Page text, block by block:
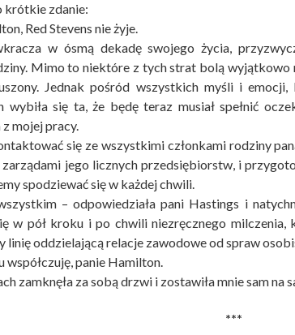
krótkie zdanie:
Red Stevens nie żyje.
w ósmą dekadę swojego życia,
Mimo to niektóre z tych strat bolą wyjątkowo
Jednak pośród wszystkich myśli i
wybiła się ta, że będę teraz musiał speł­nić
mojej pracy.
się ze wszystkimi członkami rodziny
jego licznych przedsiębiorstw, i
spodziewać się w każdej chwili.
– odpowiedziała pani Hastings i
w pół kroku i po chwili niezręcznego milczenia,
linię oddzielającą relacje zawodowe od spraw
współczuję, panie Hamilton.
zamknęła za sobą drzwi i zostawiła mnie sam na
***